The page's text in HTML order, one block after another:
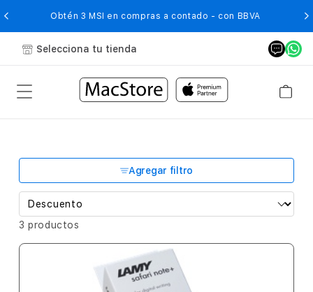
Obtén 3 MSI en compras a contado - con BBVA
Selecciona tu tienda
Agregar filtro
3 productos